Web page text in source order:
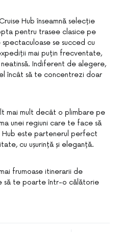
Hub înseamnă selecție
pentru trasee clasice pe
se succed cu
mai puțin frecventate,
Indiferent de alegere,
încât să te concentrezi doar
mai mult decât o plimbare pe
unei regiuni care te face să
Hub este partenerul perfect
cu ușurință și eleganță.
frumoase itinerarii de
să te poarte într-o călătorie